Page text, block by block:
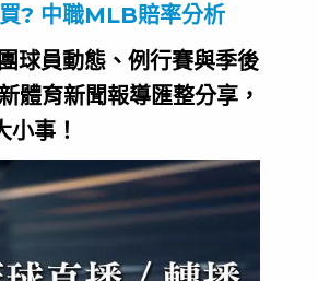
? 中職MLB賠率分析
球員動態、例行賽與季後
體育新聞報導匯整分享，
小事！